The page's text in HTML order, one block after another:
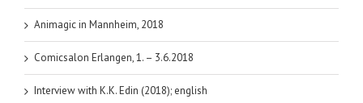
Animagic in Mannheim, 2018
Comicsalon Erlangen, 1. – 3.6.2018
Interview with K.K. Edin (2018); english